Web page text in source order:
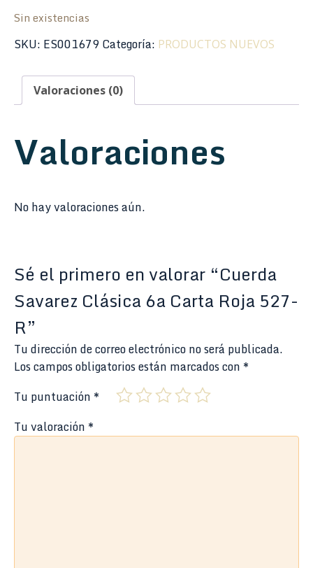
Sin existencias
SKU: ES001679Categoría: PRODUCTOS NUEVOS
Valoraciones (0)
Valoraciones
No hay valoraciones aún.
Sé el primero en valorar “Cuerda
Savarez Clásica 6a Carta Roja 527-
R”
Tu dirección de correo electrónico no será publicada.
Los campos obligatorios están marcados con *
Tu puntuación *
Tu valoración *